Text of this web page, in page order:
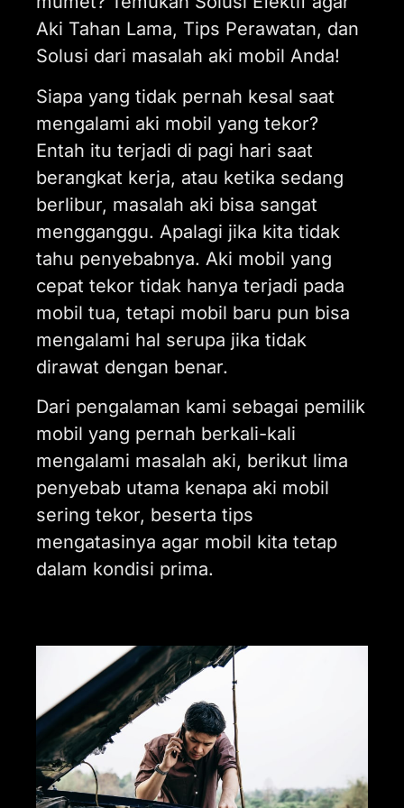
Aki Tahan Lama, Tips Perawatan, dan
Solusi dari masalah aki mobil Anda!
Siapa yang tidak pernah kesal saat
mengalami aki mobil yang tekor?
Entah itu terjadi di pagi hari saat
berangkat kerja, atau ketika sedang
berlibur, masalah aki bisa sangat
mengganggu. Apalagi jika kita tidak
tahu penyebabnya. Aki mobil yang
cepat tekor tidak hanya terjadi pada
mobil tua, tetapi mobil baru pun bisa
mengalami hal serupa jika tidak
dirawat dengan benar.
Dari pengalaman kami sebagai pemilik
mobil yang pernah berkali-kali
mengalami masalah aki, berikut lima
penyebab utama kenapa aki mobil
sering tekor, beserta tips
mengatasinya agar mobil kita tetap
dalam kondisi prima.